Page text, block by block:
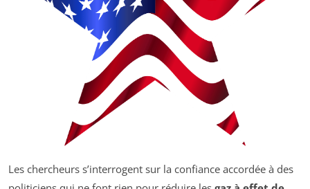
Les chercheurs s’interrogent sur la confiance accordée à des